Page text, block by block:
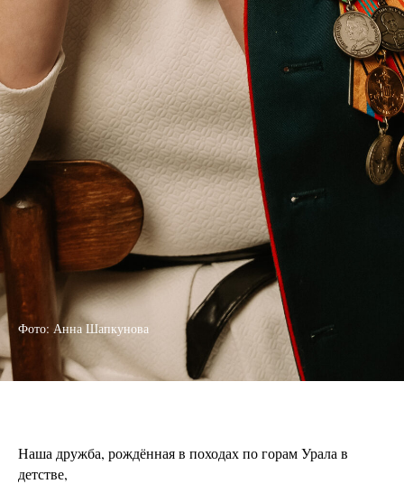
Фото: Анна Шапкунова
Наша дружба, рождённая в походах по горам Урала в
детстве,